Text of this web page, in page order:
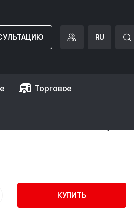
RU
Торговое
X 0.61 M /
КУПИТЬ